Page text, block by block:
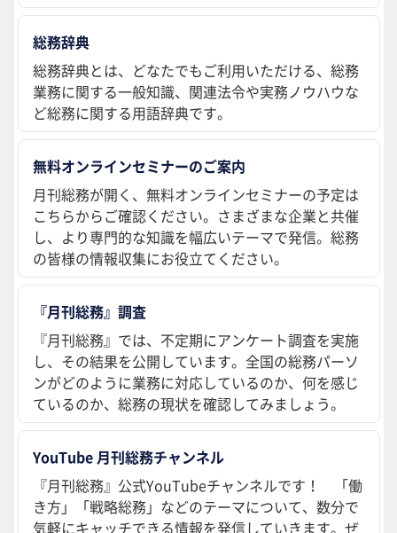
総務辞典
総務辞典とは、どなたでもご利用いただける、総務
業務に関する一般知識、関連法令や実務ノウハウな
ど総務に関する用語辞典です。
無料オンラインセミナーのご案内
月刊総務が開く、無料オンラインセミナーの予定は
こちらからご確認ください。さまざまな企業と共催
し、より専門的な知識を幅広いテーマで発信。総務
の皆様の情報収集にお役立てください。
『月刊総務』調査
『月刊総務』では、不定期にアンケート調査を実施
し、その結果を公開しています。全国の総務パーソ
ンがどのように業務に対応しているのか、何を感じ
ているのか、総務の現状を確認してみましょう。
YouTube 月刊総務チャンネル
『月刊総務』公式YouTubeチャンネルです！ 「働
き方」「戦略総務」などのテーマについて、数分で
気軽にキャッチできる情報を発信していきます。ぜ